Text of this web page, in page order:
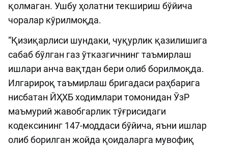
қолмаган. Ушбу ҳолатни текшириш бўйича
чоралар кўрилмоқда.
“Қизиқарлиси шундаки, чуқурлик қазилишига
сабаб бўлган газ ўтказгичнинг таъмирлаш
ишлари анча вақтдан бери олиб борилмоқда.
Илгарироқ таъмирлаш бригадаси раҳбарига
нисбатан ЙҲХБ ходимлари томонидан ЎзР
маъмурий жавобгарлик тўғрисидаги
кодексининг 147-моддаси бўйича, яъни ишлар
олиб борилган жойда қоидаларга мувофиқ